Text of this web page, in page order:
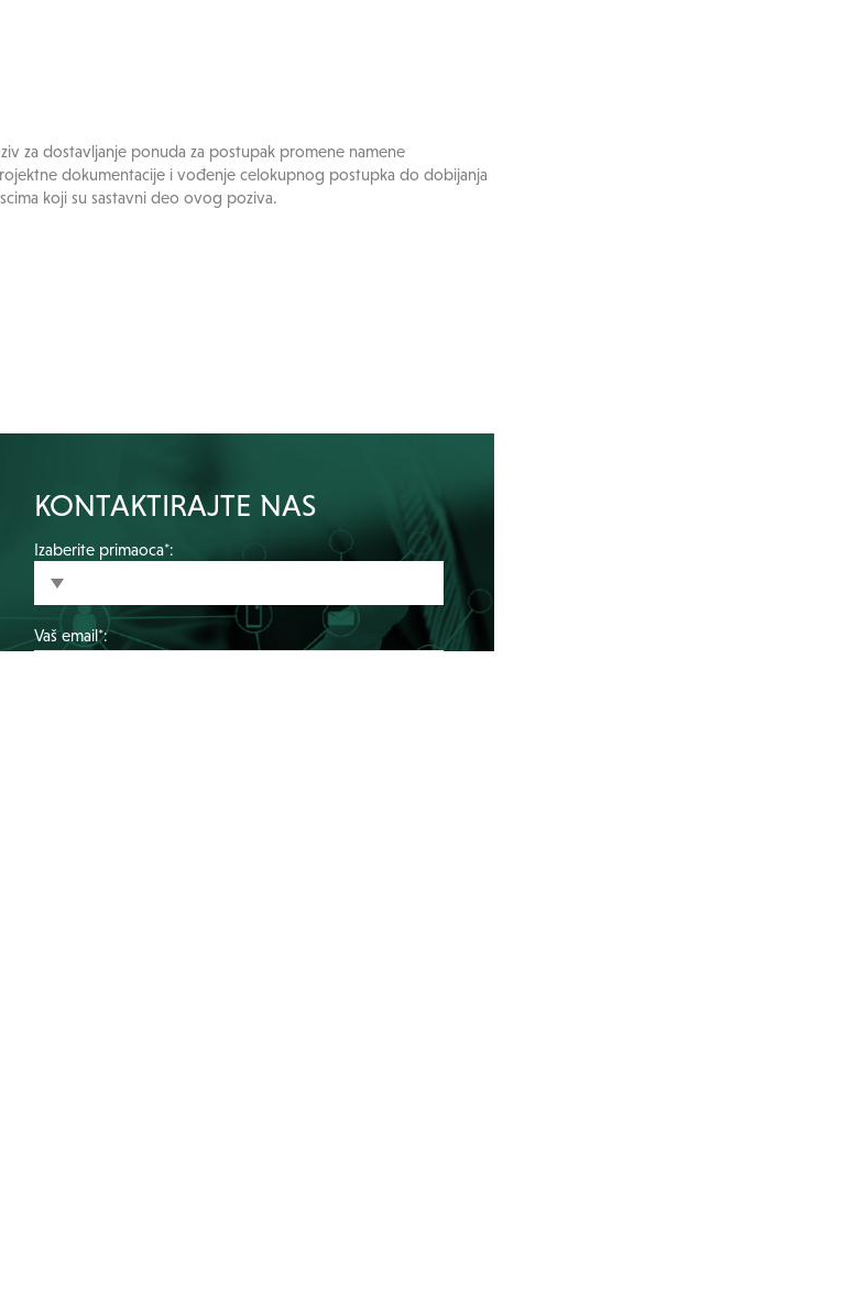
za dostavljanje ponuda za postupak promene namene
dokumentacije i vođenje celokupnog postupka do dobijanja
koji su sastavni deo ovog poziva.
KONTAKTIRAJTE NAS
Izaberite primaoca*:
Vaš email*: